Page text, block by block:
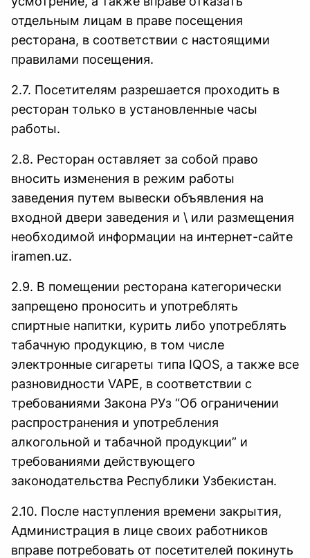
отдельным лицам в праве посещения
ресторана, в соответствии с настоящими
правилами посещения.
2.7. Посетителям разрешается проходить в
ресторан только в установленные часы
работы.
2.8. Ресторан оставляет за собой право
вносить изменения в режим работы
заведения путем вывески объявления на
входной двери заведения и \ или размещения
необходимой информации на интернет-сайте
iramen.uz.
2.9. В помещении ресторана категорически
запрещено проносить и употреблять
спиртные напитки, курить либо употреблять
табачную продукцию, в том числе
электронные сигареты типа IQOS, а также все
разновидности VAPE, в соответствии с
требованиями Закона РУз “Об ограничении
распространения и употребления
алкогольной и табачной продукции” и
требованиями действующего
законодательства Республики Узбекистан.
2.10. После наступления времени закрытия,
Администрация в лице своих работников
вправе потребовать от посетителей покинуть